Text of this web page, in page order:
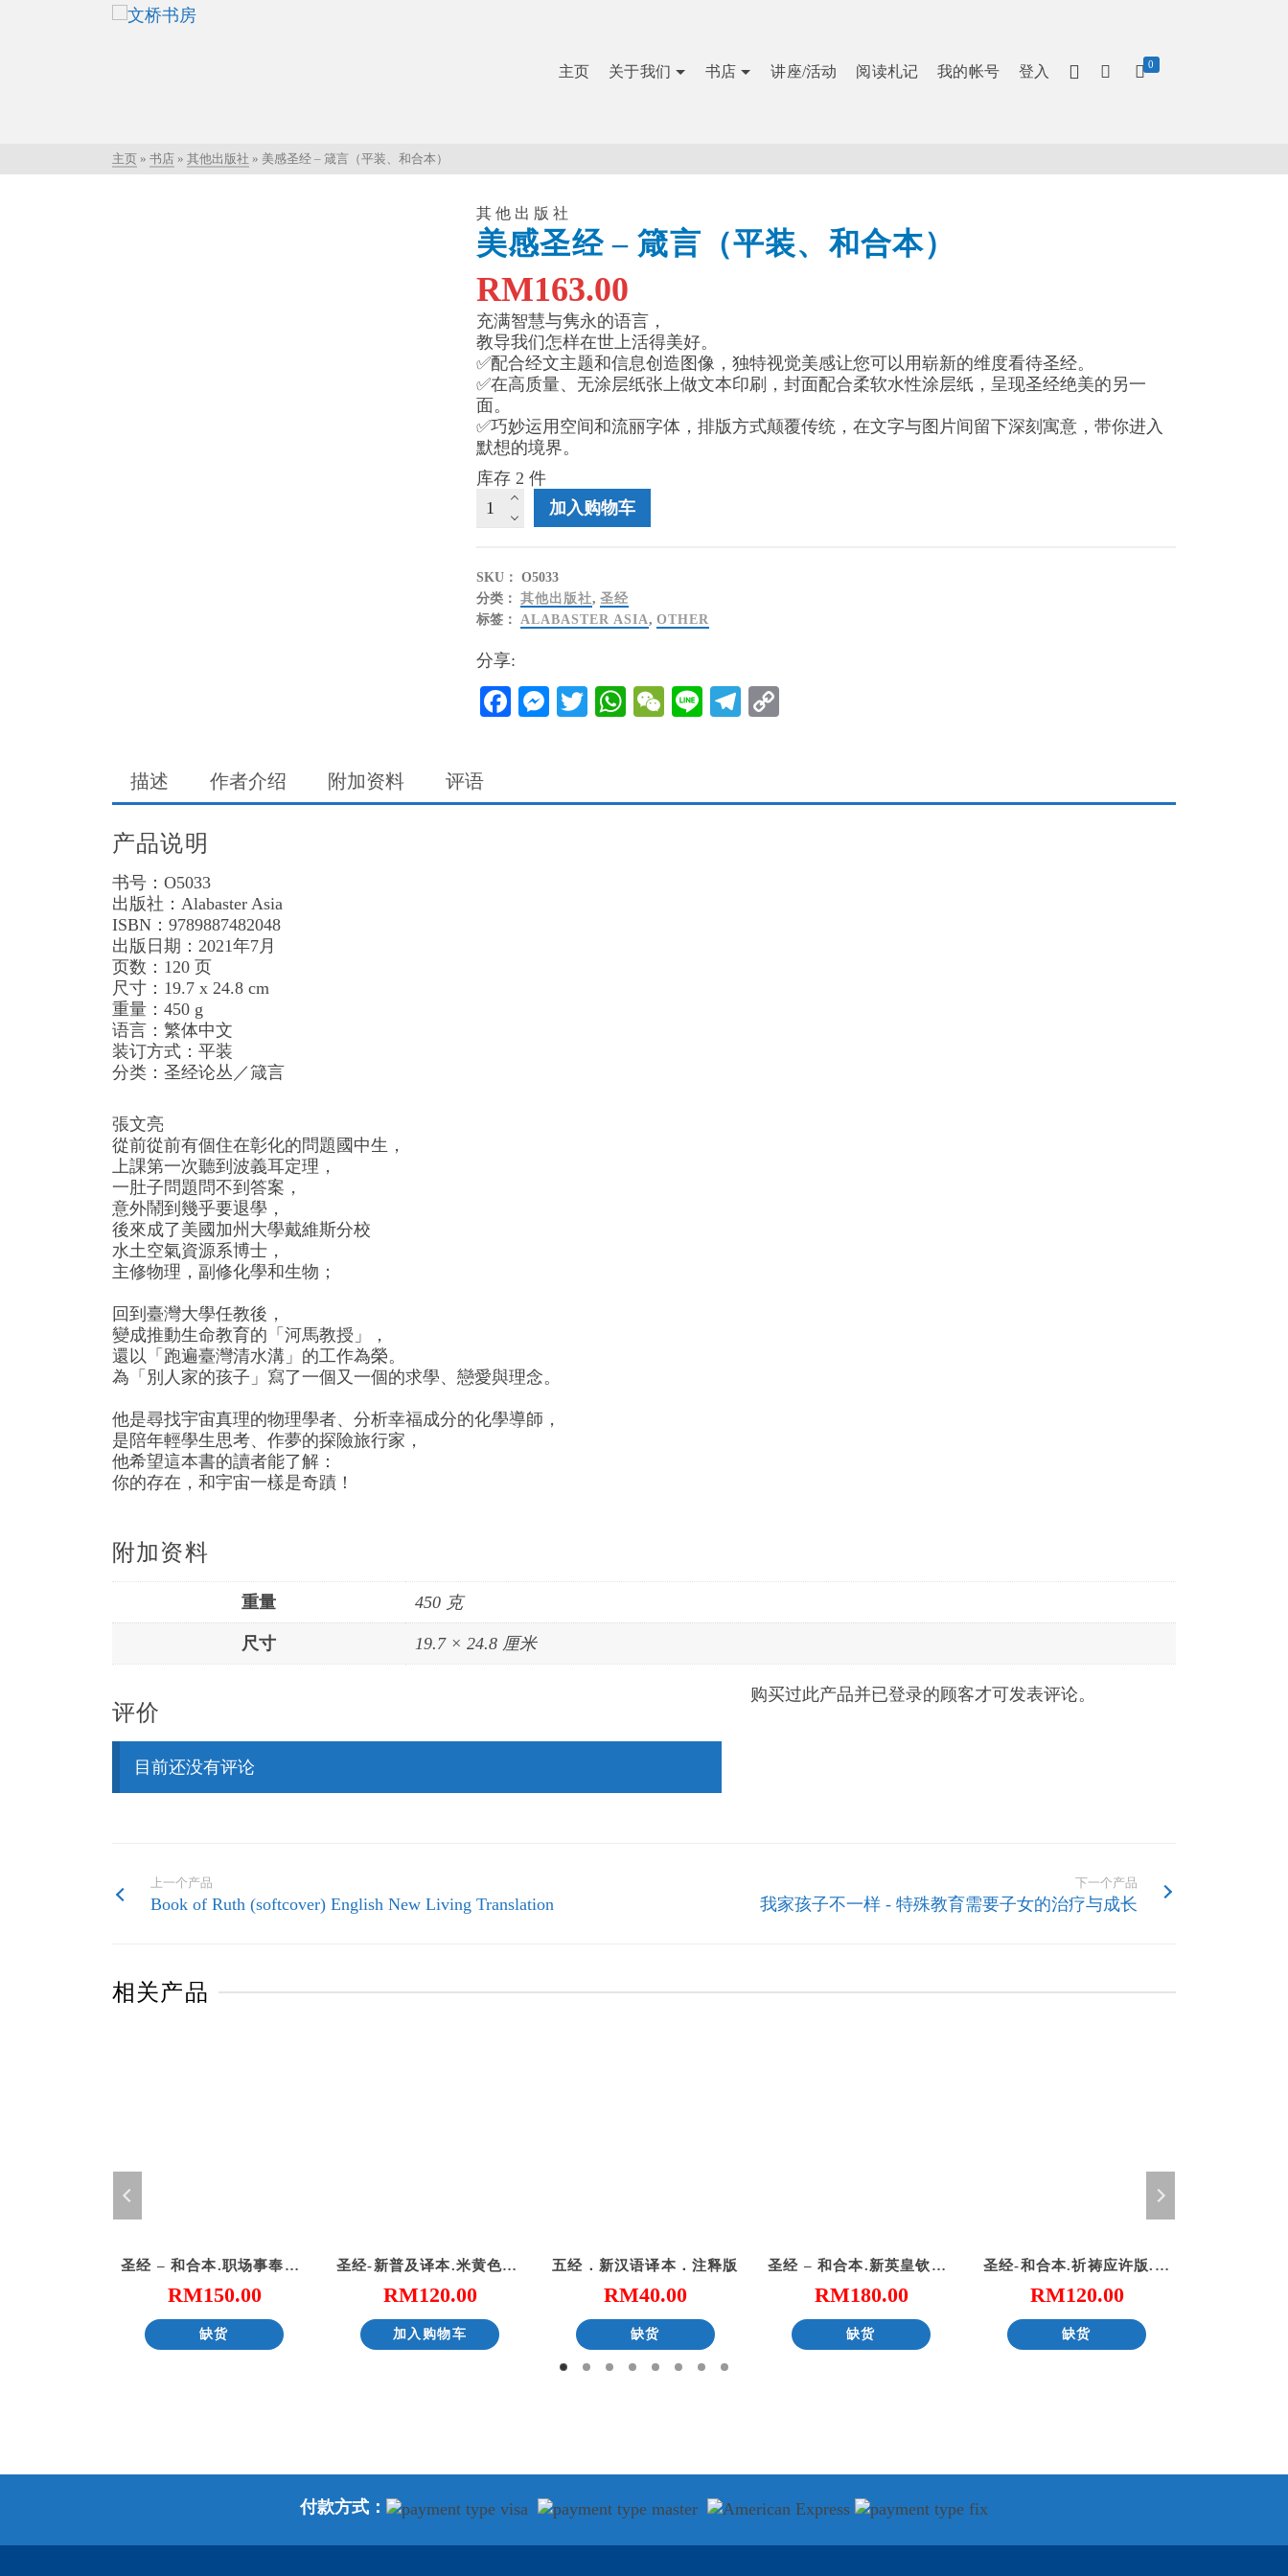
主页 关于我们 书店 讲座/活动 阅读札记 我的帐号 登入 0
主页 » 书店 » 其他出版社 » 美感圣经 – 箴言（平装、和合本）
其他出版社
美感圣经 – 箴言（平装、和合本）
RM163.00
充满智慧与隽永的语言，
教导我们怎样在世上活得美好。
✅配合经文主题和信息创造图像，独特视觉美感让您可以用崭新的维度看待圣经。
✅在高质量、无涂层纸张上做文本印刷，封面配合柔软水性涂层纸，呈现圣经绝美的另一
面。
✅巧妙运用空间和流丽字体，排版方式颠覆传统，在文字与图片间留下深刻寓意，带你进入
默想的境界。
库存 2 件
美
感
-
箴
言
装、
和
合
量
加入购物车
SKU： O5033
分类： 其他出版社, 圣经
标签： ALABASTER ASIA, OTHER
分享:
Facebook
Messenger
TwitterWhatsApp
WeChat
LineTelegram
描述 作者介绍 附加资料 评语
产品说明
书号：O5033
出版社：Alabaster Asia
ISBN：9789887482048
出版日期：2021年7月
页数：120 页
尺寸：19.7 x 24.8 cm
重量：450 g
语言：繁体中文
装订方式：平装
分类：圣经论丛／箴言
張文亮
從前從前有個住在彰化的問題國中生，
上課第一次聽到波義耳定理，
一肚子問題問不到答案，
意外鬧到幾乎要退學，
後來成了美國加州大學戴維斯分校
水土空氣資源系博士，
主修物理，副修化學和生物；
回到臺灣大學任教後，
變成推動生命教育的「河馬教授」，
還以「跑遍臺灣清水溝」的工作為榮。
為「別人家的孩子」寫了一個又一個的求學、戀愛與理念。
他是尋找宇宙真理的物理學者、分析幸福成分的化學導師，
是陪年輕學生思考、作夢的探險旅行家，
他希望這本書的讀者能了解：
你的存在，和宇宙一樣是奇蹟！
附加资料
重量 450 克
尺寸 19.7 × 24.8 厘米
评价
目前还没有评论
购买过此产品并已登录的顾客才可发表评论。
上一个产品
Book of Ruth (softcover) English New Living Translation
下一个产品
我家孩子不一样 - 特殊教育需要子女的治疗与成长
相关产品
圣经 – 和合本.职场事奉版. 红色仿皮面.金边（简体）
RM150.00
缺货
圣经-新普及译本.米黄色仿皮面.银边（简体）
RM120.00
加入购物车
五经．新汉语译本．注释版
RM40.00
缺货
圣经 – 和合本.新英皇钦定本.黑色仿皮面.金边 (简体)
RM180.00
缺货
圣经-和合本.祈祷应许版.拇指版.红色仿皮面.金边.拉链（简体）
RM120.00
缺货
付款方式：